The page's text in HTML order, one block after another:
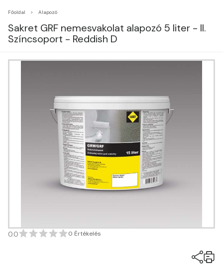
Főoldal Alapozó
Sakret GRF nemesvakolat alapozó 5 liter - II.
Színcsoport - Reddish D
0.0 0 Értékelés